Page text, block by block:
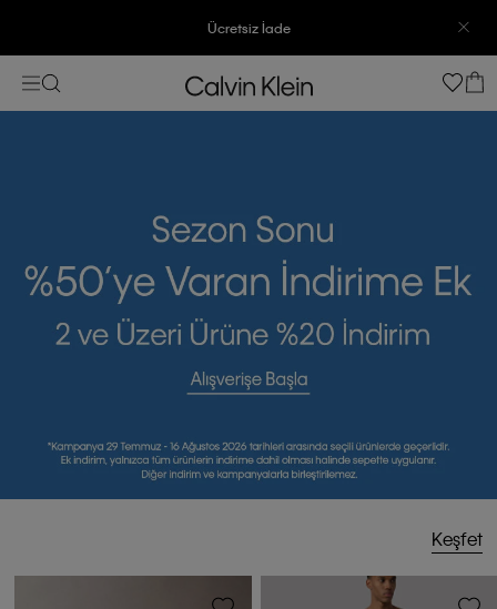
3500 TL Üzeri Ücretsiz Kargo
7500 TL Ve Üzeri Alışverişlerinizde 6 Taksit İmkanı
Keşfet